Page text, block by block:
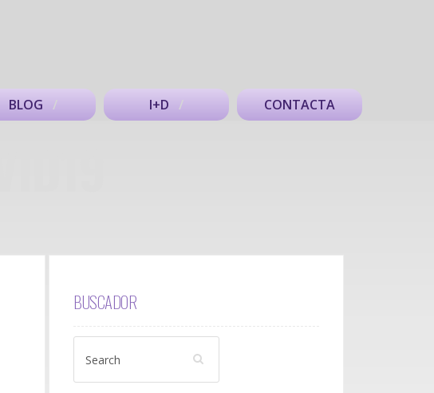
BLOG I+D CONTACTA
BUSCADOR